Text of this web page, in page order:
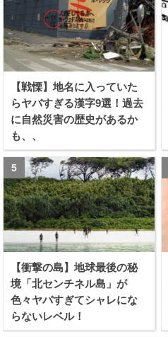
【戦慄】地名に入っていた
らヤバすぎる漢字9選！過去
に自然災害の歴史があるか
も、、
【衝撃の島】地球最後の秘
境「北センチネル島」が
色々ヤバすぎてシャレにな
らないレベル！